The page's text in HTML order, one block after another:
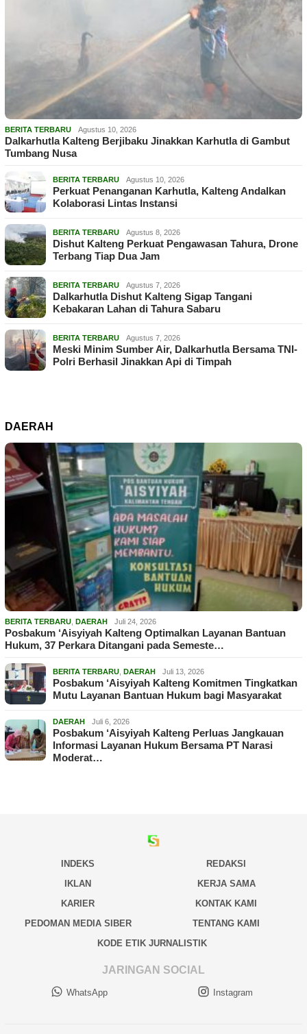
BERITA TERBARU Agustus 10, 2026
Dalkarhutla Kalteng Berjibaku Jinakkan Karhutla di Gambut
Tumbang Nusa
BERITA TERBARU Agustus 10, 2026
Perkuat Penanganan Karhutla, Kalteng Andalkan
Kolaborasi Lintas Instansi
BERITA TERBARU Agustus 8, 2026
Dishut Kalteng Perkuat Pengawasan Tahura, Drone
Terbang Tiap Dua Jam
BERITA TERBARU Agustus 7, 2026
Dalkarhutla Dishut Kalteng Sigap Tangani
Kebakaran Lahan di Tahura Sabaru
BERITA TERBARU Agustus 7, 2026
Meski Minim Sumber Air, Dalkarhutla Bersama TNI-
Polri Berhasil Jinakkan Api di Timpah
DAERAH
BERITA TERBARU DAERAH Juli 24, 2026
Posbakum ‘Aisyiyah Kalteng Optimalkan Layanan Bantuan
Hukum, 37 Perkara Ditangani pada Semeste…
BERITA TERBARU DAERAH Juli 13, 2026
Posbakum ‘Aisyiyah Kalteng Komitmen Tingkatkan
Mutu Layanan Bantuan Hukum bagi Masyarakat
DAERAH Juli 6, 2026
Posbakum ‘Aisyiyah Kalteng Perluas Jangkauan
Informasi Layanan Hukum Bersama PT Narasi
Moderat…
INDEKS
REDAKSI
IKLAN
KERJA SAMA
KARIER
KONTAK KAMI
PEDOMAN MEDIA SIBER
TENTANG KAMI
KODE ETIK JURNALISTIK
JARINGAN SOCIAL
WhatsApp Instagram